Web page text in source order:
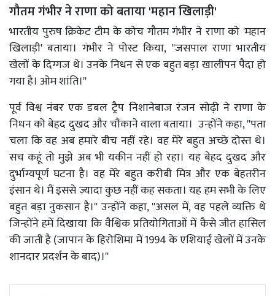
गौतम गंभीर ने राणा को बताया 'महान खिलाड़ी'
भारतीय पुरुष क्रिकेट टीम के कोच गौतम गंभीर ने राणा को 'महान
खिलाड़ी' बताया। गंभीर ने पोस्ट किया, ''जसपाल राणा भारतीय
खेलों के दिग्गज थे। उनके निधन से एक बहुत बड़ा खालीपन पैदा हो
गया है। ओम शांति।''
पूर्व विश्व नंबर एक डबल ट्रैप निशानेबाज रंजन सोढ़ी ने राणा के
निधन को बेहद दुखद और चौंकाने वाला बताया। उन्होंने कहा, ''पता
चला कि वह अब हमारे बीच नहीं रहे। वह मेरे बहुत अच्छे दोस्त थे।
सच कहूं तो मुझे अब भी यकीन नहीं हो रहा। यह बेहद दुखद और
दुर्भाग्यपूर्ण घटना है। वह मेरे बहुत करीबी मित्र और एक बेहतरीन
इंसान थे। मैं इससे ज़्यादा कुछ नहीं कह सकता। यह हम सभी के लिए
बहुत बड़ा नुकसान है।'' उन्होंने कहा, ''असल में, वह पहले व्यक्ति थे
जिन्होंने हमें दिखाया कि वैश्विक प्रतियोगिताओं में कैसे जीत हासिल
की जाती है (जापान के हिरोशिमा में 1994 के एशियाई खेलों में उनके
शानदार प्रदर्शन के बाद)।''